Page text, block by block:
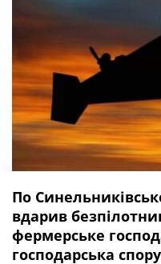
По
вдарив
фермерське
господарська